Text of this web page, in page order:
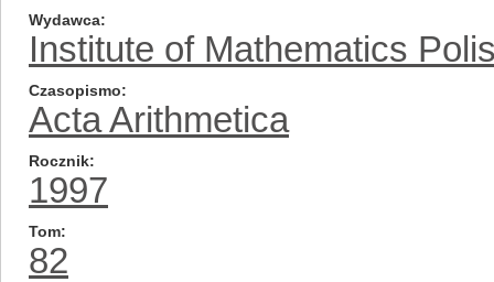
Wydawca
Institute of Mathematics
Czasopismo
Acta Arithmetica
Rocznik
1997
Tom
82